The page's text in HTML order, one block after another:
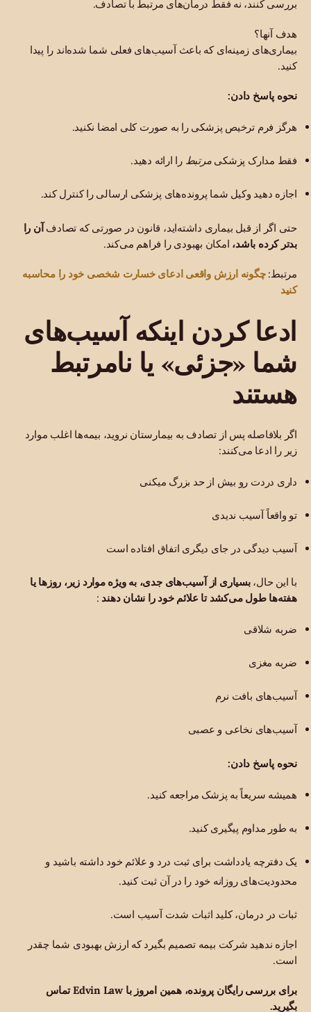
بررسی کنند، نه فقط درمان‌های مرتبط با تصادف.
هدف آنها؟
بیماری‌های زمینه‌ای که باعث آسیب‌های فعلی شما شده‌اند را پیدا
کنید.
نحوه پاسخ دادن:
هرگز فرم ترخیص پزشکی را به صورت کلی امضا نکنید.
فقط مدارک پزشکیمرتبط را ارائه دهید.
اجازه دهید وکیل شما پرونده‌های پزشکی ارسالی را کنترل کند.
حتی اگر از قبل بیماری داشته‌اید، قانون در صورتی که تصادفآن را
بدتر کرده باشد، امکان بهبودی را فراهم می‌کند.
مرتبط:چگونه ارزش واقعی ادعای خسارت شخصی خود را محاسبه
کنید
ادعا کردن اینکه آسیب‌های
شما «جزئی» یا نامرتبط
هستند
اگر بلافاصله پس از تصادف به بیمارستان نروید، بیمه‌ها اغلب موارد
زیر را ادعا می‌کنند:
داری دردت رو بیش از حد بزرگ میکنی
تو واقعاً آسیب ندیدی
آسیب دیدگی در جای دیگری اتفاق افتاده است
با این حال،بسیاری از آسیب‌های جدی، به ویژه موارد زیر، روزها یا
هفته‌ها طول می‌کشد تا علائم خود را نشان دهند :
ضربه شلاقی
ضربه مغزی
آسیب‌های بافت نرم
آسیب‌های نخاعی و عصبی
نحوه پاسخ دادن:
همیشه سریعاً به پزشک مراجعه کنید.
به طور مداوم پیگیری کنید.
یک دفترچه یادداشت برای ثبت درد و علائم خود داشته باشید و
محدودیت‌های روزانه خود را در آن ثبت کنید.
ثبات در درمان، کلید اثبات شدت آسیب است.
اجازه ندهید شرکت بیمه تصمیم بگیرد که ارزش بهبودی شما چقدر
است.
برای بررسی رایگان پرونده، همین امروز با Edvin Law تماس
بگیرید.